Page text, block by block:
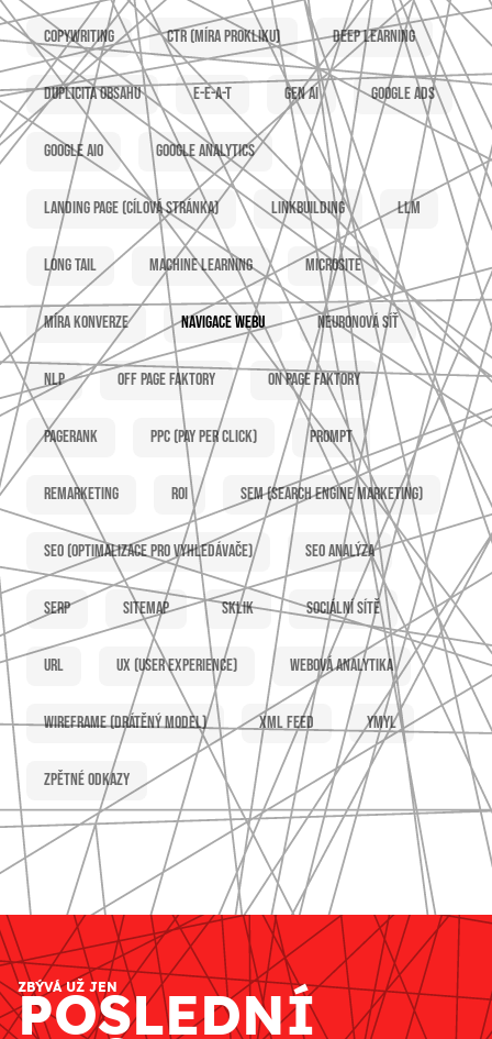
Copywriting CTR (míra prokliku) Deep learning
Duplicita obsahu E-E-A-T Gen AI Google Ads
Google AIO Google Analytics
Landing page (cílová stránka) Linkbuilding LLM
Long tail Machine learning Microsite
Míra konverze Navigace webu Neuronová síť
NLP Off page faktory On page faktory
PageRank PPC (Pay per click) Prompt
Remarketing ROI SEM (Search Engine Marketing)
SEO (optimalizace pro vyhledávače) SEO analýza
SERP Sitemap Sklik Sociální sítě
URL UX (user experience) Webová analytika
Wireframe (drátěný model) XML feed YMYL
Zpětné odkazy
ZBÝVÁ UŽ JEN
POSLEDNÍ